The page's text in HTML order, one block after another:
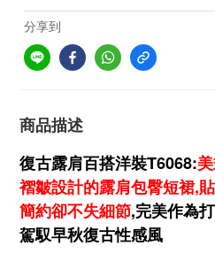
分享到
商品描述
復古露肩百搭洋裝T6068:
褶皺設計的露肩包臀短裙,
簡約卻不失細節,完美作為
駕馭早秋復古性感風